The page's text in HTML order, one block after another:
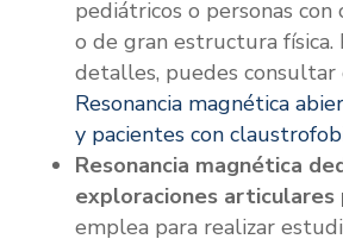
pediátricos o personas
o de gran estructura física.
detalles, puedes
Resonancia magnética
y pacientes con
Resonancia magnética
exploraciones articulares
emplea para realizar